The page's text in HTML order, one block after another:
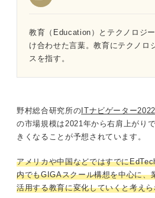
教育（Education）とテクノロジ
け合わせた言葉。教育にテクノロ
スを指す。
野村総合研究所の ITナビゲーター
の市場規模は2021年から右肩上がり
きくなることが予想されています。
アメリカや中国などではすでに
内でもGIGAスクール構想を中心に、
活用する教育に変化していくと考え